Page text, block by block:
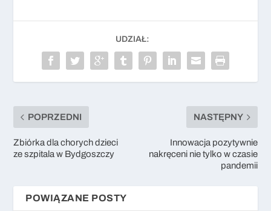
UDZIAŁ:
POPRZEDNI
Zbiórka dla chorych dzieci
ze szpitala w Bydgoszczy
NASTĘPNY
Innowacja pozytywnie
nakręceni nie tylko w czasie
pandemii
POWIĄZANE POSTY